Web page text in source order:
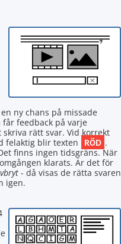
ny chans på missade
feedback på varje
rätt svar. Vid korrekt
felaktig blir texten RÖD .
finns ingen tidsgräns. När
klarats. Är det för
- då visas de rätta svaren
igen.